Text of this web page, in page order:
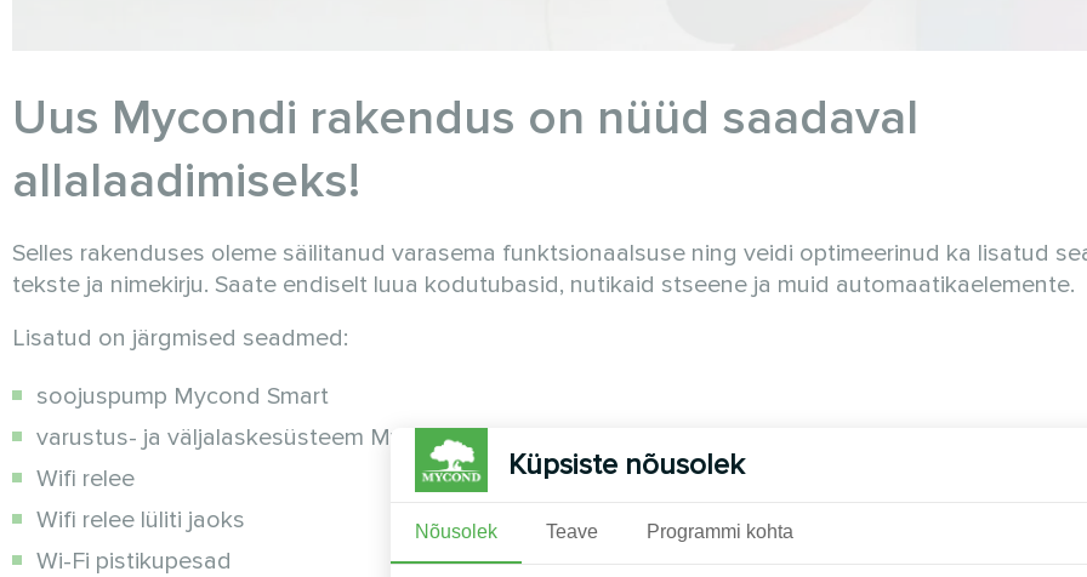
Uus Mycondi rakendus on nüüd saadaval
allalaadimiseks!
Selles rakenduses oleme säilitanud varasema funktsionaalsuse ning veidi optimeerinud ka lisatud
tekste ja nimekirju. Saate endiselt luua kodutubasid, nutikaid stseene ja muid automaatikaelemente.
Lisatud on järgmised seadmed:
soojuspump Mycond Smart
varustus- ja väljalaskesüsteem Mycond MV-I
Wifi relee
Wifi relee lüliti jaoks
Wi-Fi pistikupesad
Küpsiste nõusolek
Nõusolek Teave Programmi kohta